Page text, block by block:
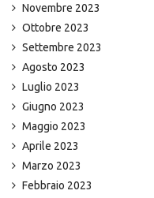
Novembre 2023
Ottobre 2023
Settembre 2023
Agosto 2023
Luglio 2023
Giugno 2023
Maggio 2023
Aprile 2023
Marzo 2023
Febbraio 2023